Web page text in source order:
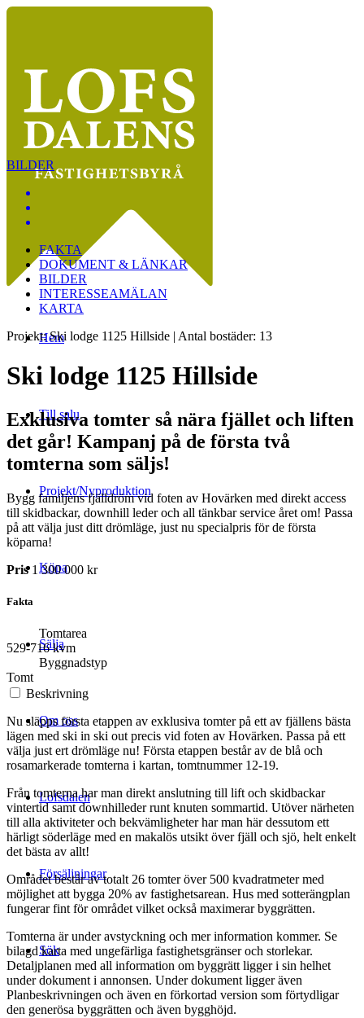
Hem
Till salu
Projekt/Nyproduktion
Köpa
Sälja
Om oss
Lofsdalen
Försäljningar
Sök
BILDER
FAKTA
DOKUMENT & LÄNKAR
BILDER
INTERESSEAMÄLAN
KARTA
Projekt: Ski lodge 1125 Hillside | Antal bostäder: 13
Ski lodge 1125 Hillside
Exklusiva tomter så nära fjället och liften
det går! Kampanj på de första två
tomterna som säljs!
Bygg familjens fjälldröm vid foten av Hovärken med direkt access
till skidbackar, downhill leder och all tänkbar service året om! Passa
på att välja just ditt drömläge, just nu specialpris för de första
köparna!
Pris 1 300 000 kr
Fakta
Tomtarea
529-716 kvm
Byggnadstyp
Tomt
Beskrivning
Nu släpps första etappen av exklusiva tomter på ett av fjällens bästa
lägen med ski in ski out precis vid foten av Hovärken. Passa på ett
välja just ert drömläge nu! Första etappen består av de blå och
rosamarkerade tomterna i kartan, tomtnummer 12-19.
Från tomterna har man direkt anslutning till lift och skidbackar
vintertid samt downhilleder runt knuten sommartid. Utöver närheten
till alla aktiviteter och bekvämligheter har man här dessutom ett
härligt söderläge med en makalös utsikt över fjäll och sjö, helt enkelt
det bästa av allt!
Området består av totalt 26 tomter över 500 kvadratmeter med
möjlighet att bygga 20% av fastighetsarean. Hus med sotterängplan
fungerar fint för området vilket också maximerar byggrätten.
Tomterna är under avstyckning och mer information kommer. Se
bilagd karta med ungefärliga fastighetsgränser och storlekar.
Detaljplanen med all information om byggrätt ligger i sin helhet
under dokument i annonsen. Under dokument ligger även
Planbeskrivningen och även en förkortad version som förtydligar
den generösa byggrätten och även bygghöjd.